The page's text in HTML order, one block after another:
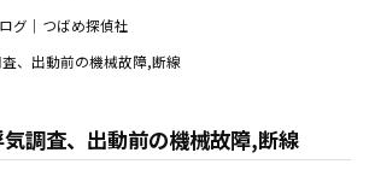
グ｜つばめ探偵社
、出動前の機械故障,断線
調査、出動前の機械故障,断線